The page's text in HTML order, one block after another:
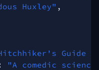
Huxley" ,
Guide
"A comedic